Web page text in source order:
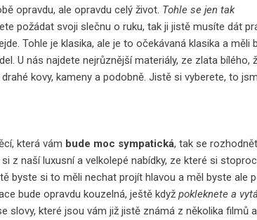
opravdu, ale opravdu celý život. Tohle se jen tak
požádat svoji slečnu o ruku, tak ji jistě musíte dát
Tohle je klasika, ale je to očekávaná klasika a měli
U nás najdete nejrůznější materiály, ze zlata bílého,
kovy, kameny a podobně. Jistě si vyberete, to
která vám bude moc sympatická, tak se
z naší luxusní a velkolepé nabídky, ze které si
byste si to měli nechat projít hlavou a měl byste ale
bude opravdu kouzelná, ještě kdyžpokleknete a
slovy, které jsou vám již jistě známá z několika filmů